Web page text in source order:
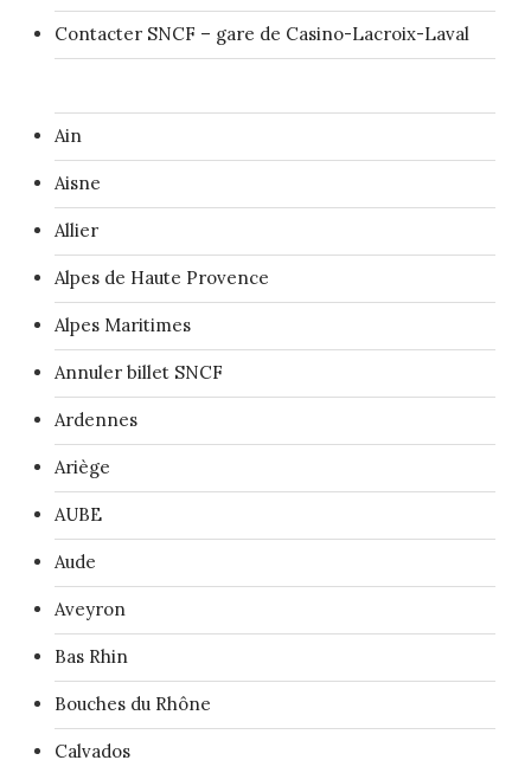
Contacter SNCF – gare de Casino-Lacroix-Laval
Ain
Aisne
Allier
Alpes de Haute Provence
Alpes Maritimes
Annuler billet SNCF
Ardennes
Ariège
AUBE
Aude
Aveyron
Bas Rhin
Bouches du Rhône
Calvados